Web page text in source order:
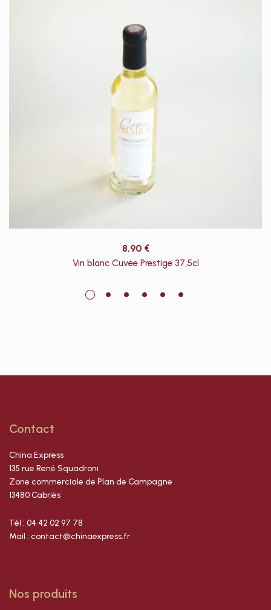
8,90 €
Vin blanc Cuvée Prestige 37,5cl
Contact
China Express
135 rue René Squadroni
Zone commerciale de Plan de Campagne
13480 Cabriès
Tél : 04 42 02 97 78
Mail : contact@chinaexpress.fr
Nos produits